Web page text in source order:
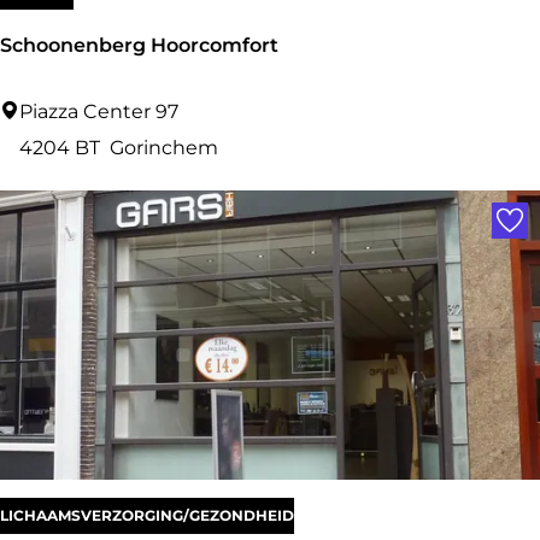
iSchoonenberg Hoorcomfort
S
o
o
n
e
n
b
e
g
Piazza Center 97
4204 BT Gorinchem
LICHAAMSVERZORGING/GEZONDHEID